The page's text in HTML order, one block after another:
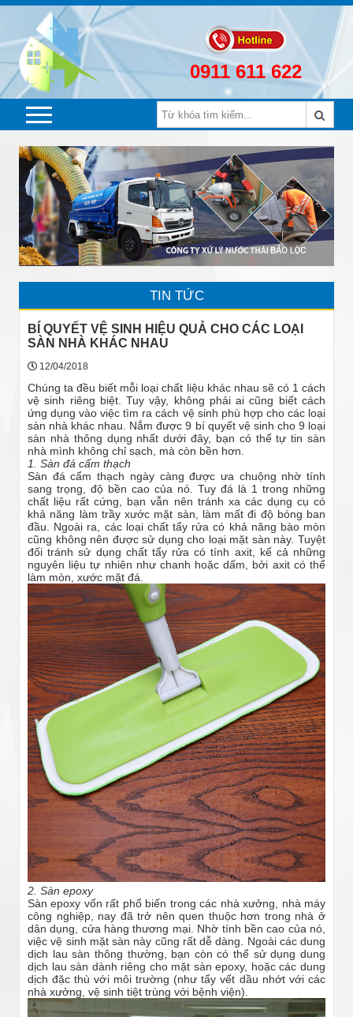
0911 611 622
TIN TỨC
BÍ QUYẾT VỆ SINH HIỆU QUẢ CHO CÁC LOẠI
SÀN NHÀ KHÁC NHAU
12/04/2018
Chúng ta đều biết mỗi loại chất liệu khác nhau sẽ có 1 cách
vệ sinh riêng biệt. Tuy vậy, không phải ai cũng biết cách
ứng dụng vào việc tìm ra cách vệ sinh phù hợp cho các loại
sàn nhà khác nhau. Nắm được 9 bí quyết vệ sinh cho 9 loại
sàn nhà thông dụng nhất dưới đây, bạn có thể tự tin sàn
nhà mình không chỉ sạch, mà còn bền hơn.
1. Sàn đá cẩm thạch
Sàn đá cẩm thạch ngày càng được ưa chuộng nhờ tính
sang trọng, độ bền cao của nó. Tuy đá là 1 trong những
chất liệu rất cứng, bạn vẫn nên tránh xa các dụng cụ có
khả năng làm trầy xước mặt sàn, làm mất đi độ bóng ban
đầu. Ngoài ra, các loại chất tẩy rửa có khả năng bào mòn
cũng không nên được sử dụng cho loại mặt sàn này. Tuyệt
đối tránh sử dụng chất tẩy rửa có tính axit, kể cả những
nguyên liệu tự nhiên như chanh hoặc dấm, bởi axit có thể
làm mòn, xước mặt đá.
2. Sàn epoxy
Sàn epoxy vốn rất phổ biến trong các nhà xưởng, nhà máy
công nghiệp, nay đã trở nên quen thuộc hơn trong nhà ở
dân dụng, cửa hàng thương mại. Nhờ tính bền cao của nó,
việc vệ sinh mặt sàn này cũng rất dễ dàng. Ngoài các dung
dịch lau sàn thông thường, bạn còn có thể sử dụng dung
dịch lau sàn dành riêng cho mặt sàn epoxy, hoặc các dung
dịch đặc thù với môi trường (như tẩy vết dầu nhớt với các
nhà xưởng, vệ sinh tiệt trùng với bệnh viện).